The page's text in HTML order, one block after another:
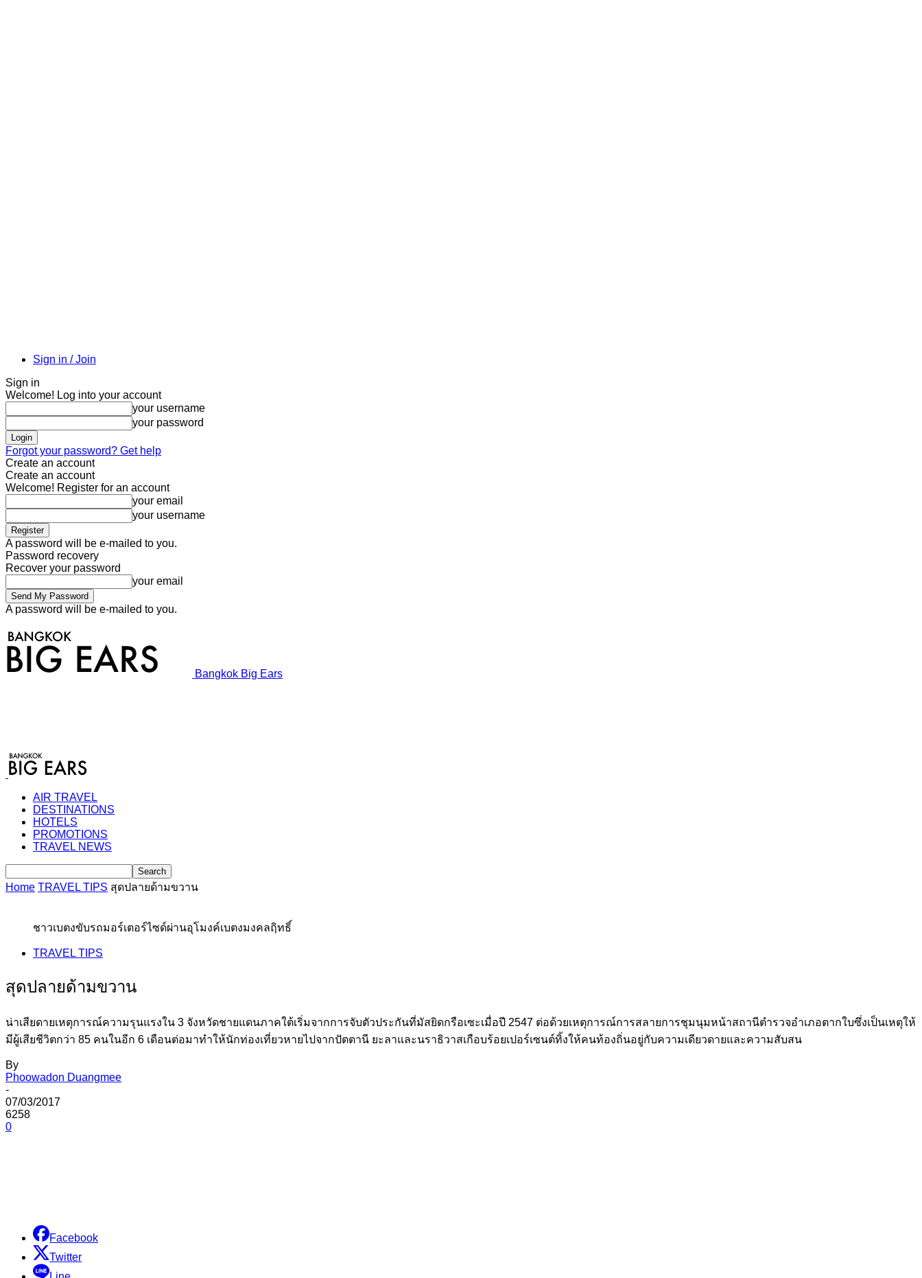
Sign in / Join
Sign in
Welcome! Log into your account
your username
your password
Forgot your password? Get help
Create an account
Create an account
Welcome! Register for an account
your email
your username
A password will be e-mailed to you.
Password recovery
Recover your password
your email
A password will be e-mailed to you.
Bangkok Big Ears
AIR TRAVEL
DESTINATIONS
HOTELS
PROMOTIONS
TRAVEL NEWS
Home TRAVEL TIPS สุดปลายด้ามขวาน
ชาวเบตงขับรถมอร์เตอร์ไซด์ผ่านอุโมงค์เบตงมงคลฤิทธิ์
TRAVEL TIPS
สุดปลายด้ามขวาน
น่าเสียดายเหตุการณ์ความรุนแรงใน 3 จังหวัดชายแดนภาคใต้เริ่มจากการจับตัวประกันที่มัสยิดกรือเซะเมื่อปี 2547 ต่อด้วยเหตุการณ์การสลายการชุมนุมหน้าสถานีตำรวจอำเภอตากใบซึ่งเป็นเหตุให้
มีผู้เสียชีวิตกว่า 85 คนในอีก 6 เดือนต่อมาทำให้นักท่องเที่ยวหายไปจากปัตตานี ยะลาและนราธิวาสเกือบร้อยเปอร์เซนต์ทิ้งให้คนท้องถิ่นอยู่กับความเดียวดายและความสับสน
By
Phoowadon Duangmee
-
07/03/2017
6258
0
Facebook
Twitter